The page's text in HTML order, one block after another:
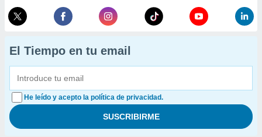
El Tiempo en tu email
He leído y acepto la política de privacidad.